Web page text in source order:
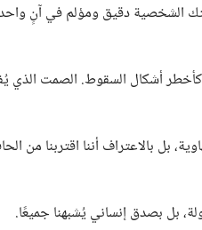
الشخصية دقيق ومؤلم في آنٍ
أشكال السقوط. الصمت الذي
بل بالاعتراف أننا اقتربنا من
بل بصدق إنساني يُشبهنا جميعًا.